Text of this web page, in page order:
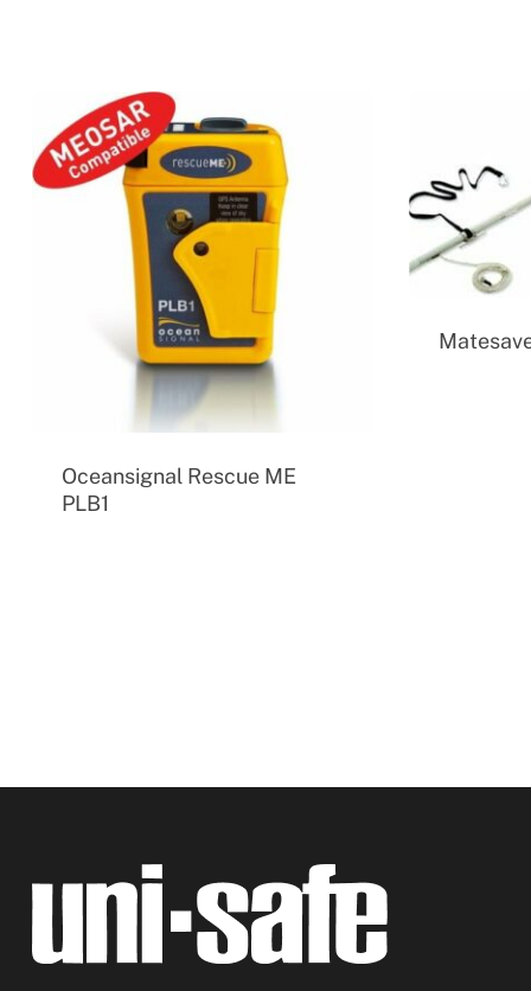
Oceansignal Rescue ME
PLB1